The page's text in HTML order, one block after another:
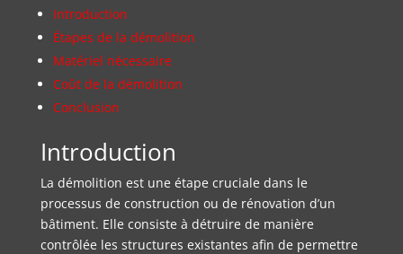
Introduction
Étapes de la démolition
Matériel nécessaire
Coût de la démolition
Conclusion
Introduction
La démolition est une étape cruciale dans le
processus de construction ou de rénovation d’un
bâtiment. Elle consiste à détruire de manière
contrôlée les structures existantes afin de permettre